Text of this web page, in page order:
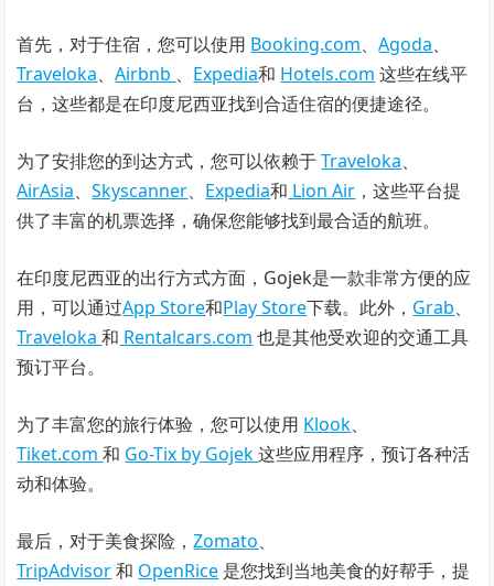
首先，对于住宿，您可以使用 Booking.com、Agoda、
Traveloka、Airbnb 、 Expedia和 Hotels.com 这些在线平
台，这些都是在印度尼西亚找到合适住宿的便捷途径。
为了安排您的到达方式，您可以依赖于Traveloka、
AirAsia、Skyscanner、 Expedia和 Lion Air ，这些平台提
供了丰富的机票选择，确保您能够找到最合适的航班。
在印度尼西亚的出行方式方面，Gojek是一款非常方便的应
用，可以通过App Store和Play Store下载。此外， Grab、
Traveloka和 Rentalcars.com 也是其他受欢迎的交通工具
预订平台。
为了丰富您的旅行体验，您可以使用 Klook、
Tiket.com和 Go-Tix by Gojek这些应用程序，预订各种活
动和体验。
最后，对于美食探险，Zomato、
TripAdvisor和 OpenRice 是您找到当地美食的好帮手，提